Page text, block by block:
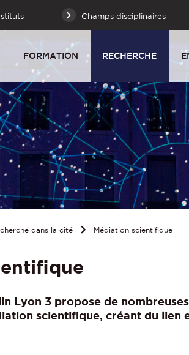
Champs disciplinaires
FORMATION RECHERCHE
dans la cité Médiation scientifique
Lyon 3 propose de
scientifique, créant du lien